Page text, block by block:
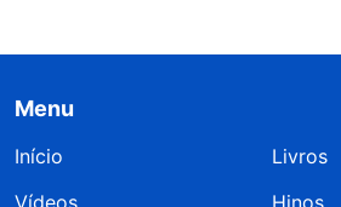
Menu
Início
Livros
Vídeos
Hinos